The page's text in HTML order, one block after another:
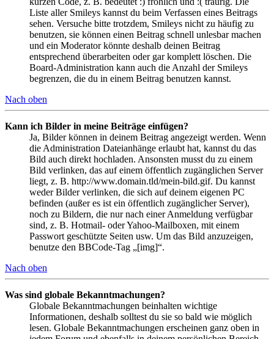
Liste aller Smileys kannst du beim Verfassen eines Beitrags
sehen. Versuche bitte trotzdem, Smileys nicht zu häufig zu
benutzen, sie können einen Beitrag schnell unlesbar machen
und ein Moderator könnte deshalb deinen Beitrag
entsprechend überarbeiten oder gar komplett löschen. Die
Board-Administration kann auch die Anzahl der Smileys
begrenzen, die du in einem Beitrag benutzen kannst.
Nach oben
Kann ich Bilder in meine Beiträge einfügen?
Ja, Bilder können in deinem Beitrag angezeigt werden. Wenn
die Administration Dateianhänge erlaubt hat, kannst du das
Bild auch direkt hochladen. Ansonsten musst du zu einem
Bild verlinken, das auf einem öffentlich zugänglichen Server
liegt, z. B. http://www.domain.tld/mein-bild.gif. Du kannst
weder Bilder verlinken, die sich auf deinem eigenen PC
befinden (außer es ist ein öffentlich zugänglicher Server),
noch zu Bildern, die nur nach einer Anmeldung verfügbar
sind, z. B. Hotmail- oder Yahoo-Mailboxen, mit einem
Passwort geschützte Seiten usw. Um das Bild anzuzeigen,
benutze den BBCode-Tag „[img]“.
Nach oben
Was sind globale Bekanntmachungen?
Globale Bekanntmachungen beinhalten wichtige
Informationen, deshalb solltest du sie so bald wie möglich
lesen. Globale Bekanntmachungen erscheinen ganz oben in